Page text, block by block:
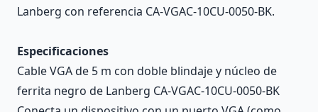
Lanberg con referencia CA-VGAC-10CU-0050-BK.
Especificaciones
Cable VGA de 5 m con doble blindaje y núcleo de
ferrita negro de Lanberg CA-VGAC-10CU-0050-BK